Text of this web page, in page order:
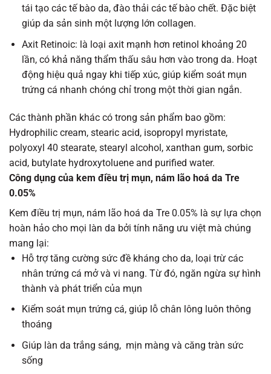
tái tạo các tế bào da, đào thải các tế bào chết. Đặc biệt
giúp da sản sinh một lượng lớn collagen.
Axit Retinoic: là loại axit mạnh hơn retinol khoảng 20
lần, có khả năng thẩm thấu sâu hơn vào trong da. Hoạt
động hiệu quả ngay khi tiếp xúc, giúp kiểm soát mụn
trứng cá nhanh chóng chỉ trong một thời gian ngắn.
Các thành phần khác có trong sản phẩm bao gồm:
Hydrophilic cream, stearic acid, isopropyl myristate,
polyoxyl 40 stearate, stearyl alcohol, xanthan gum, sorbic
acid, butylate hydroxytoluene and purified water.
Công dụng của kem điều trị mụn, nám lão hoá da Tre
0.05%
Kem điều trị mụn, nám lão hoá da Tre 0.05% là sự lựa chọn
hoàn hảo cho mọi làn da bởi tính năng ưu việt mà chúng
mang lại:
Hỗ trợ tăng cường sức đề kháng cho da, loại trừ các
nhân trứng cá mở và vi nang. Từ đó, ngăn ngừa sự hình
thành và phát triển của mụn
Kiểm soát mụn trứng cá, giúp lỗ chân lông luôn thông
thoáng
Giúp làn da trắng sáng, mịn màng và căng tràn sức
sống